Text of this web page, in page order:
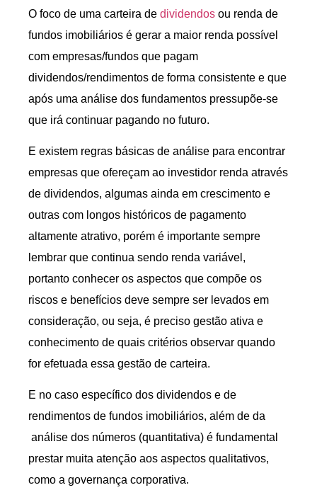
O foco de uma carteira de dividendos ou renda de
fundos imobiliários é gerar a maior renda possível
com empresas/fundos que pagam
dividendos/rendimentos de forma consistente e que
após uma análise dos fundamentos pressupõe-se
que irá continuar pagando no futuro.
E existem regras básicas de análise para encontrar
empresas que ofereçam ao investidor renda através
de dividendos, algumas ainda em crescimento e
outras com longos históricos de pagamento
altamente atrativo, porém é importante sempre
lembrar que continua sendo renda variável,
portanto conhecer os aspectos que compõe os
riscos e benefícios deve sempre ser levados em
consideração, ou seja, é preciso gestão ativa e
conhecimento de quais critérios observar quando
for efetuada essa gestão de carteira.
E no caso específico dos dividendos e de
rendimentos de fundos imobiliários, além de da
análise dos números (quantitativa) é fundamental
prestar muita atenção aos aspectos qualitativos,
como a governança corporativa.